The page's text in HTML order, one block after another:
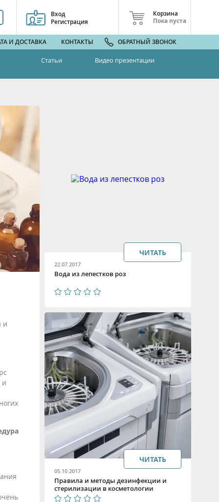
Вход
Регистрация
Корзина
Пока пуста
И ДОСТАВКА КОНТАКТЫ ОБРАТНЫЙ ЗВОНОК
Статьи Видео презентации
и
и
22.07.2017
Вода из лепестков роз
ЧИТАТЬ
05.10.2017
Правила и методы дезинфекции и
стерилизации в косметологии
ЧИТАТЬ